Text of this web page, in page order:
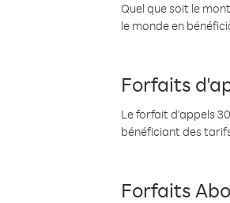
Quel que soit le
le monde en
Forfaits
Le forfait d'appels
bénéficiant des
Forfaits